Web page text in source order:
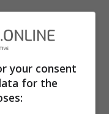
your consent
for the